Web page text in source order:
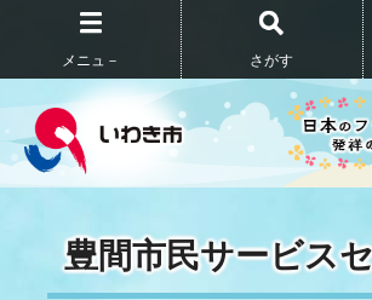
メニュ－ さがす
豊間市民サービス